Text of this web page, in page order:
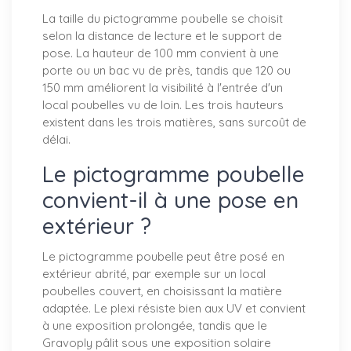
La taille du pictogramme poubelle se choisit
selon la distance de lecture et le support de
pose. La hauteur de 100 mm convient à une
porte ou un bac vu de près, tandis que 120 ou
150 mm améliorent la visibilité à l'entrée d'un
local poubelles vu de loin. Les trois hauteurs
existent dans les trois matières, sans surcoût de
délai.
Le pictogramme poubelle
convient-il à une pose en
extérieur ?
Le pictogramme poubelle peut être posé en
extérieur abrité, par exemple sur un local
poubelles couvert, en choisissant la matière
adaptée. Le plexi résiste bien aux UV et convient
à une exposition prolongée, tandis que le
Gravoply pâlit sous une exposition solaire